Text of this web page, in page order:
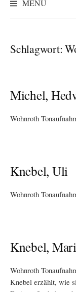
MENÜ
Schlagwort:
Michel,
Wohnroth
Knebel, Uli
Wohnroth
Knebel,
Wohnroth
Knebel erzählt, wie